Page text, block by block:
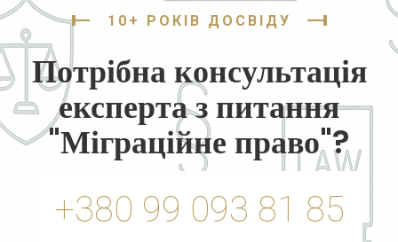
10+ РОКІВ ДОСВІДУ
Потрібна консультація
експерта з питання
"Міграційне право"?
+380 99 093 81 85